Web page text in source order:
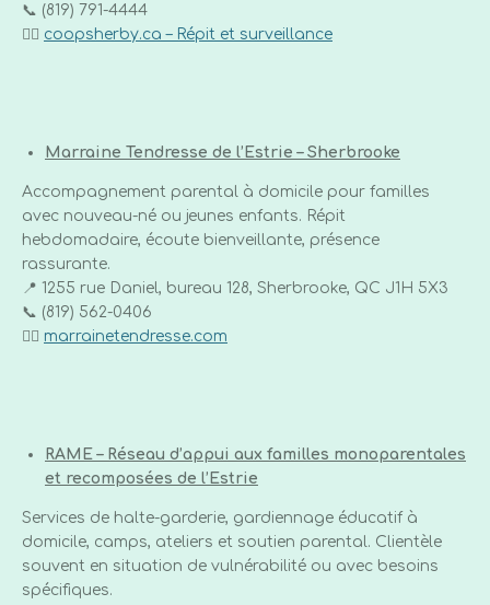
📞 (819) 791-4444
👉🏼 coopsherby.ca – Répit et surveillance
Marraine Tendresse de l’Estrie – Sherbrooke
Accompagnement parental à domicile pour familles
avec nouveau-né ou jeunes enfants. Répit
hebdomadaire, écoute bienveillante, présence
rassurante.
📍 1255 rue Daniel, bureau 128, Sherbrooke, QC J1H 5X3
📞 (819) 562-0406
👉🏼 marrainetendresse.com
RAME – Réseau d’appui aux familles monoparentales
et recomposées de l’Estrie
Services de halte-garderie, gardiennage éducatif à
domicile, camps, ateliers et soutien parental. Clientèle
souvent en situation de vulnérabilité ou avec besoins
spécifiques.